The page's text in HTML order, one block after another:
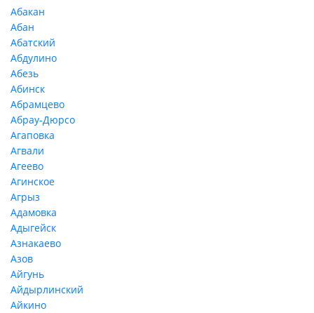
Абакан
Абан
Абатский
Абдулино
Абезь
Абинск
Абрамцево
Абрау-Дюрсо
Агаповка
Агвали
Агеево
Агинское
Агрыз
Адамовка
Адыгейск
Азнакаево
Азов
Айгунь
Айдырлинский
Айкино